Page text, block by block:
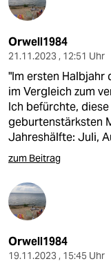
Orwell1984
21.11.2023 , 12:51 Uhr
"Im ersten Halbjahr
im Vergleich zum
Ich befürchte,
geburtenstärksten
Jahreshälfte: Juli,
zum Beitrag
Orwell1984
19.11.2023 , 15:45 Uhr